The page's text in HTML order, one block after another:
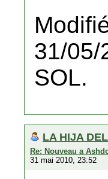
31/05/
SOL.
LA HIJA
Re: Nouveau a
31 mai 2010, 23:52